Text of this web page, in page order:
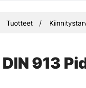
Tuotteet
DIN 913